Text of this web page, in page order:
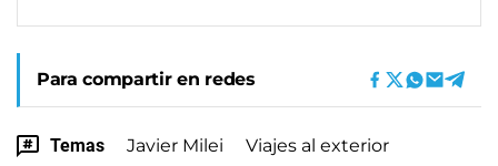
Para compartir en redes
Temas Javier Milei Viajes al exterior